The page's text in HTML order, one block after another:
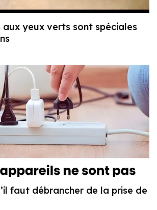
aux yeux verts sont spéciales
faut débrancher de la prise de